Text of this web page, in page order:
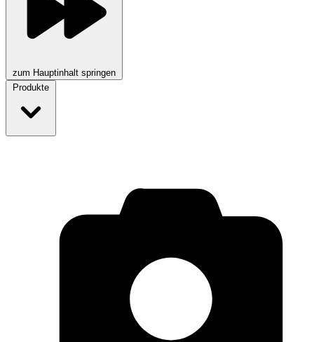
zum Hauptinhalt springen
Produkte